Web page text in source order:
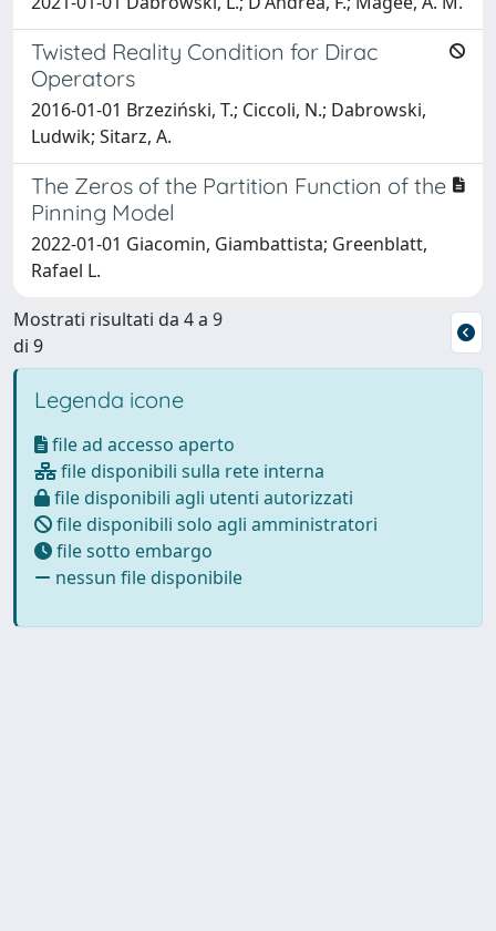
Twisted Reality Condition for Dirac
Operators
2016-01-01 Brzeziński, T.; Ciccoli, N.; Dabrowski,
Ludwik; Sitarz, A.
The Zeros of the Partition Function of the
Pinning Model
2022-01-01 Giacomin, Giambattista; Greenblatt,
Rafael L.
Mostrati risultati da 4 a 9
di 9
Legenda icone
file ad accesso aperto
file disponibili sulla rete interna
file disponibili agli utenti autorizzati
file disponibili solo agli amministratori
file sotto embargo
nessun file disponibile